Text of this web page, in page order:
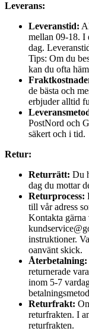
Leverans:
Leveranstid:
mellan 09-18. I
dag.
Tips: Om du
kan du ofta
de bästa och
erbjuder alltid
PostNord och
säkert och i tid.
Retur:
Returrätt: Du
dag du mottar
Returprocess:
till vår adress
Kontakta gärna
instruktioner.
oanvänt skick.
Återbetalning:
returnerade
inom 5-7
Returfrakt:
returfrakten. I
returfrakten.